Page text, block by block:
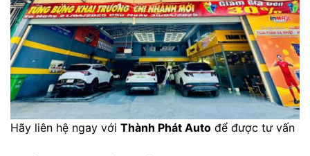
Hãy liên hệ ngay với Thành Phát Auto để được tư vấn